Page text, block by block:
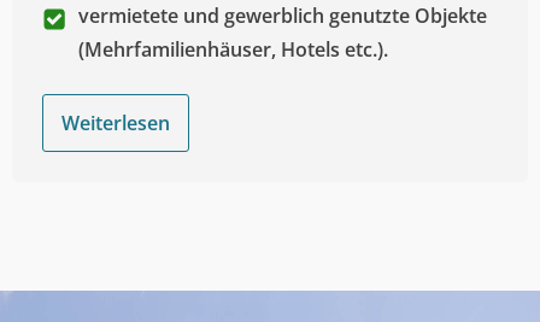
vermietete und gewerblich genutzte Objekte
(Mehrfamilienhäuser, Hotels etc.).
Weiterlesen